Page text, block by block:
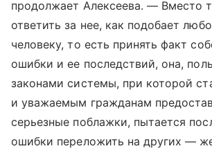
продолжает Алексеева. — Вместо
ответить за нее, как подобает
человеку, то есть принять факт
ошибки и ее последствий, она,
законами системы, при которой
и уважаемым гражданам
серьезные поблажки, пытается
ошибки переложить на других —